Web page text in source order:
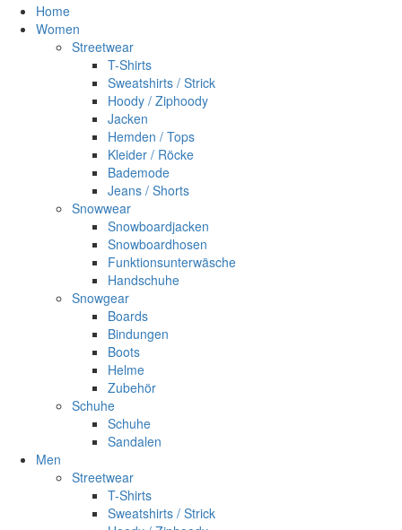
Home
Women
Streetwear
T-Shirts
Sweatshirts / Strick
Hoody / Ziphoody
Jacken
Hemden / Tops
Kleider / Röcke
Bademode
Jeans / Shorts
Snowwear
Snowboardjacken
Snowboardhosen
Funktionsunterwäsche
Handschuhe
Snowgear
Boards
Bindungen
Boots
Helme
Zubehör
Schuhe
Schuhe
Sandalen
Men
Streetwear
T-Shirts
Sweatshirts / Strick